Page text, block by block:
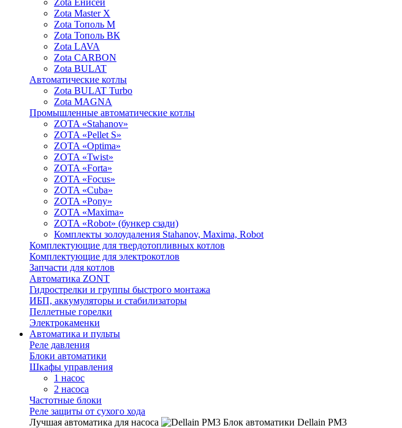
Zota Енисей
Zota Master X
Zota Тополь М
Zota Тополь ВК
Zota LAVA
Zota CARBON
Zota BULAT
Автоматические котлы
Zota BULAT Turbo
Zota MAGNA
Промышленные автоматические котлы
ZOTA «Stahanov»
ZOTA «Pellet S»
ZOTA «Optima»
ZOTA «Twist»
ZOTA «Forta»
ZOTA «Focus»
ZOTA «Cuba»
ZOTA «Pony»
ZOTA «Maxima»
ZOTA «Robot» (бункер сзади)
Комплекты золоудаления Stahanov, Maxima, Robot
Комплектующие для твердотопливных котлов
Комплектующие для электрокотлов
Запчасти для котлов
Автоматика ZONT
Гидрострелки и группы быстрого монтажа
ИБП, аккумуляторы и стабилизаторы
Пеллетные горелки
Электрокаменки
Автоматика и пульты
Реле давления
Блоки автоматики
Шкафы управления
1 насос
2 насоса
Частотные блоки
Реле защиты от сухого хода
Лучшая автоматика для насоса
Блок автоматики Dellain PM3